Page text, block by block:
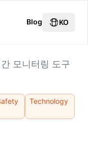
Blog KO
모니터링 도구
Technology